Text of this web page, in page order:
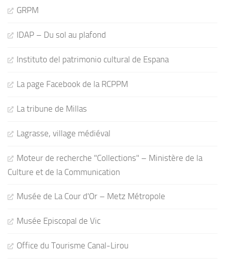
GRPM
IDAP – Du sol au plafond
Instituto del patrimonio cultural de Espana
La page Facebook de la RCPPM
La tribune de Millas
Lagrasse, village médiéval
Moteur de recherche "Collections" – Ministère de la
Culture et de la Communication
Musée de La Cour d'Or – Metz Métropole
Musée Episcopal de Vic
Office du Tourisme Canal-Lirou